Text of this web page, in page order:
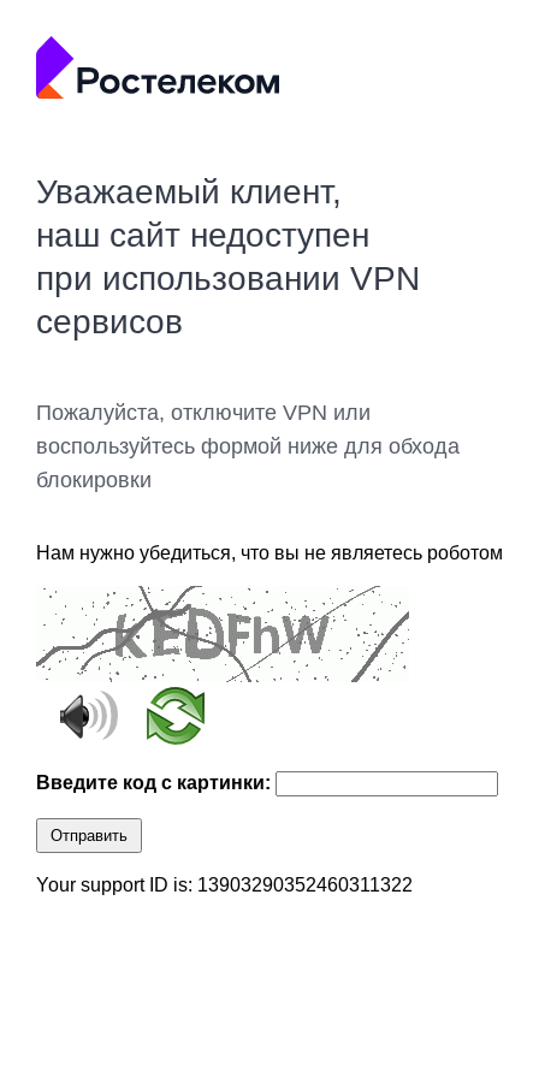
Уважаемый клиент,
наш сайт недоступен
при использовании VPN
сервисов
Пожалуйста, отключите VPN или
воспользуйтесь формой ниже для обхода
блокировки
Нам нужно убедиться, что вы не являетесь роботом
Введите код с картинки:
Отправить
Your support ID is: 13903290352460311322